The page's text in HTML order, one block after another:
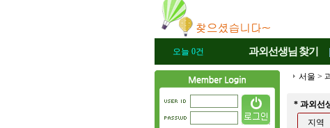
오늘 0건 과외선생님 찾기 |
서울 >
* 과외선
지역